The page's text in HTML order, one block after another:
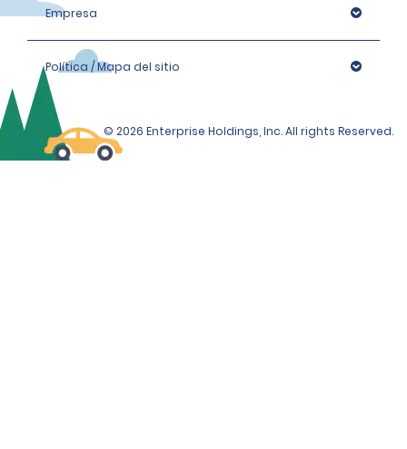
Empresa
Política / Mapa del sitio
© 2026 Enterprise Holdings, Inc. All rights Reserved.